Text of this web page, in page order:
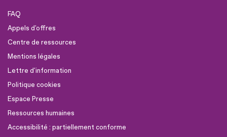
FAQ
Appels d'offres
Centre de ressources
Mentions légales
Lettre d'information
Politique cookies
Espace Presse
Ressources humaines
Accessibilité : partiellement conforme